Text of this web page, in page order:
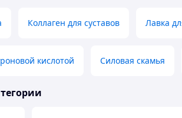
Коллаген для суставов Лавка
кислотой Силовая скамья